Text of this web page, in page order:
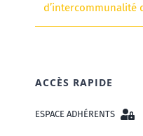
d’intercommunalité
ACCÈS RAPIDE
ESPACE ADHÉRENTS